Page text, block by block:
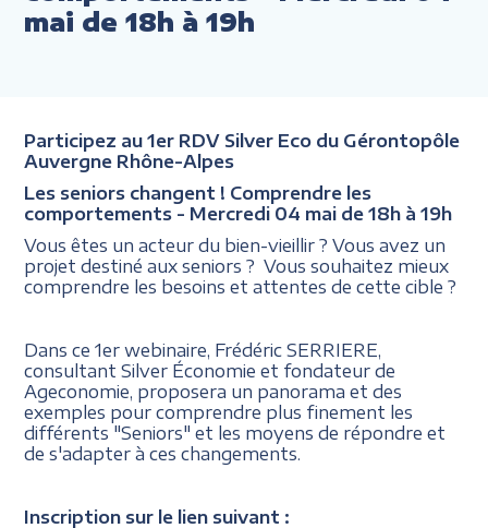
mai de 18h à 19h
Participez au 1er RDV Silver Eco du Gérontopôle
Auvergne Rhône-Alpes
Les seniors changent ! Comprendre les
comportements - Mercredi 04 mai de 18h à 19h
Vous êtes un acteur du bien-vieillir ? Vous avez un
projet destiné aux seniors ? Vous souhaitez mieux
comprendre les besoins et attentes de cette cible ?
Dans ce 1er webinaire, Frédéric SERRIERE,
consultant Silver Économie et fondateur de
Ageconomie, proposera un panorama et des
exemples pour comprendre plus finement les
différents "Seniors" et les moyens de répondre et
de s'adapter à ces changements.
Inscription sur le lien suivant :